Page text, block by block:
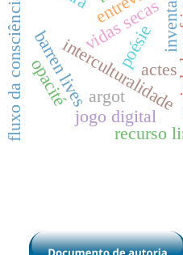
interculturalidade
vidas secas
barren lives
jogo digital
poésie
opacité argot
recurso
fluxo da consciência actes